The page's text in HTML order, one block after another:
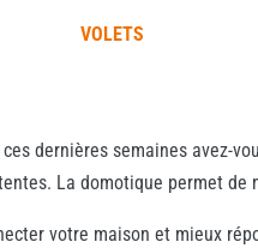
VOLETS
ces dernières semaines avez-
La domotique permet
votre maison et mieux